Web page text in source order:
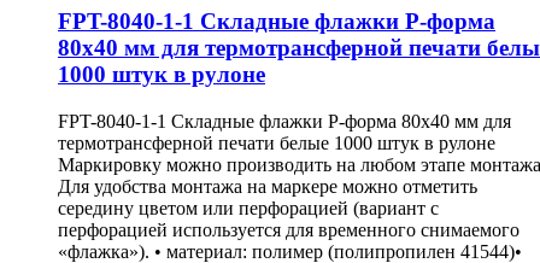
FPT-8040-1-1 Складные флажки P-форма
80х40 мм для термотрансферной печати
1000 штук в рулоне
FPT-8040-1-1 Складные флажки P-форма 80х40 мм для
термотрансферной печати белые 1000 штук в рулоне
Маркировку можно производить на любом этапе
Для удобства монтажа на маркере можно отметить
середину цветом или перфорацией (вариант с
перфорацией используется для временного снимаемого
«флажка»). • материал: полимер (полипропилен 41544)•